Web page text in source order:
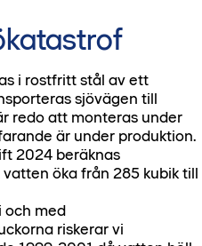
i rostfritt stål av ett
sjövägen till
redo att monteras under
är under produktion.
2024 beräknas
öka från 285 kubik till
och med
riskerar vi